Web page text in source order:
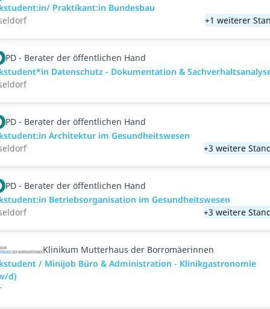
Praktikant:in Bundesbau
+1 weiterer
PD - Berater der öffentlichen Hand
Datenschutz - Dokumentation &
PD - Berater der öffentlichen Hand
Architektur im Gesundheitswesen
+3 weitere
PD - Berater der öffentlichen Hand
Betriebsorganisation im Gesundheitswesen
+3 weitere
Klinikum Mutterhaus der Borromäerinnen
/ Minijob Büro & Administration - Klinikgastronomie
d)